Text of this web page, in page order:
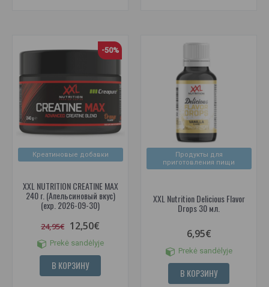
Креатиновые добавки
-50%
XXL NUTRITION CREATINE MAX
240 г. (Апельсиновый вкус)
(exp. 2026-09-30)
24,95€ 12,50€
Prekė sandėlyje
В КОРЗИНУ
Продукты для
приготовления пищи
XXL Nutrition Delicious Flavor
Drops 30 мл.
6,95€
Prekė sandėlyje
В КОРЗИНУ